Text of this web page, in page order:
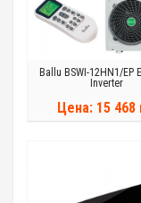
Ballu BSWI-12HN1/EP
Inverter
Цена: 15 468